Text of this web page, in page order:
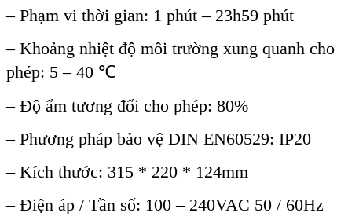
– Phạm vi thời gian: 1 phút – 23h59 phút
– Khoảng nhiệt độ môi trường xung quanh cho
phép: 5 – 40 ℃
– Độ ẩm tương đối cho phép: 80%
– Phương pháp bảo vệ DIN EN60529: IP20
– Kích thước: 315 * 220 * 124mm
– Điện áp / Tần số: 100 – 240VAC 50 / 60Hz